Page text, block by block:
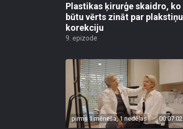
Plastikas ķirurģe skaidro, ko
būtu vērts zināt par plakstiņu
korekciju
9. epizode
pirms 1 mēneša, 1 nedēļas 00:07:02